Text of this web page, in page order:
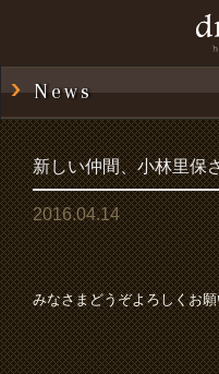
News
新しい仲間、小林里保
2016.04.14
みなさまどうぞよろしくお